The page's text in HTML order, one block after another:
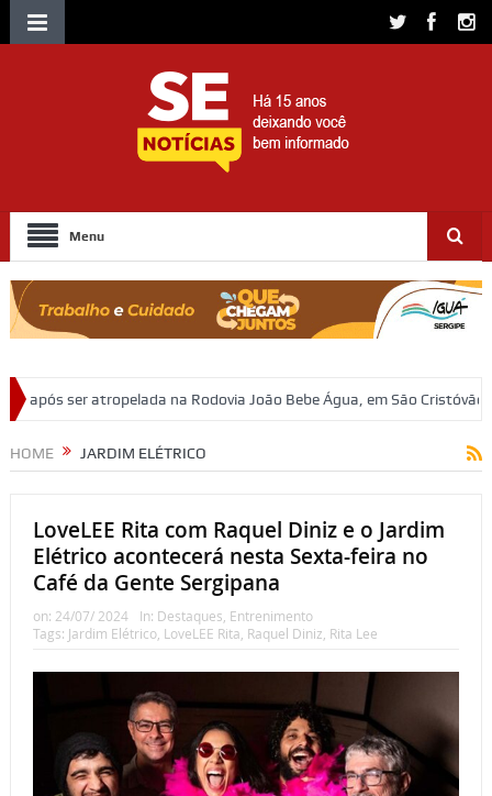
Menu
na Rodovia João Bebe Água, em São Cristóvão Investigação da
HOME JARDIM ELÉTRICO
LoveLEE Rita com Raquel Diniz e o Jardim
Elétrico acontecerá nesta Sexta-feira no
Café da Gente Sergipana
on: 24/07/ 2024 In: Destaques, Entrenimento
Tags: Jardim Elétrico, LoveLEE Rita, Raquel Diniz, Rita Lee